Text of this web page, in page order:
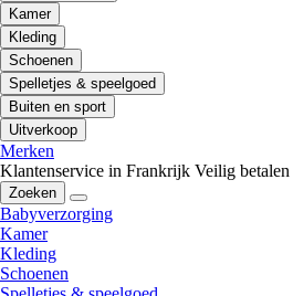
Kamer
Kleding
Schoenen
Spelletjes & speelgoed
Buiten en sport
Uitverkoop
Merken
Klantenservice in Frankrijk Veilig betalen
Zoeken
Babyverzorging
Kamer
Kleding
Schoenen